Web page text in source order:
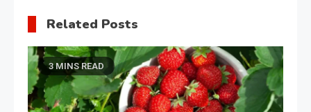
Related Posts
3 MINS READ